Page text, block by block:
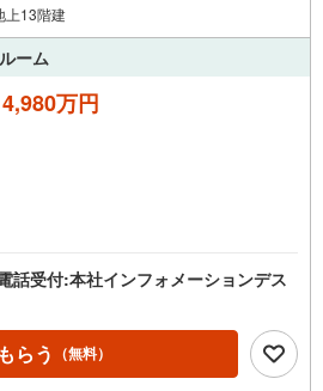
上13階建
ーム
4,980万円
話受付:本社インフォメーションデス
らう （無料）